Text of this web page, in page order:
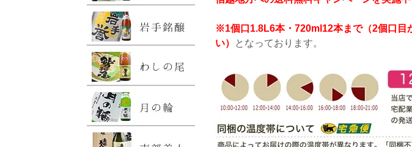
※1個口1.8L6本・720ml12本まで（2個口目
い）
となっております。